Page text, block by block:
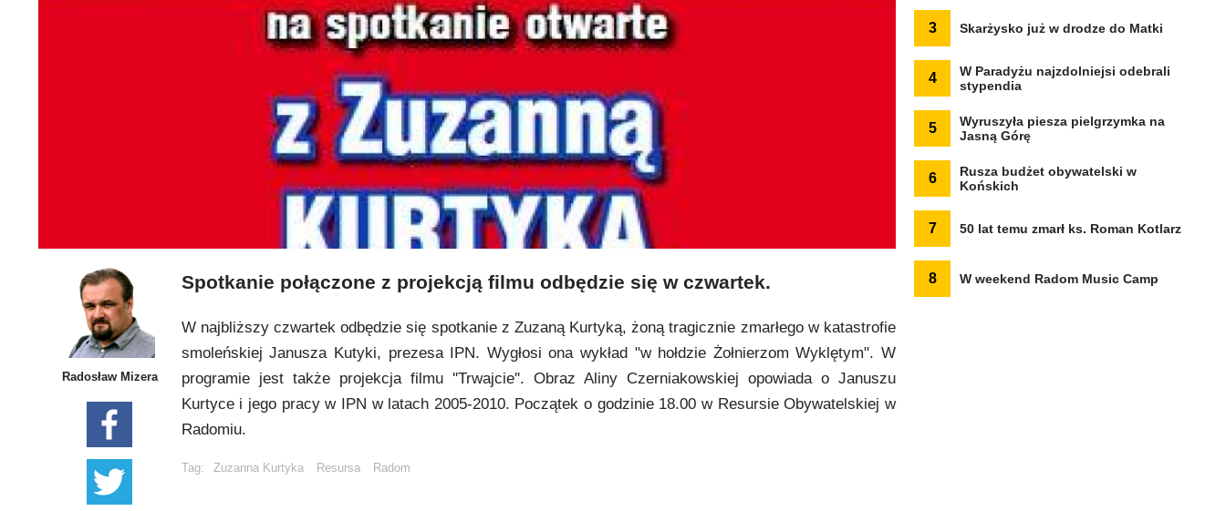
Radosław Mizera
Spotkanie połączone z projekcją filmu odbędzie się w czwartek.
W najbliższy czwartek odbędzie się spotkanie z Zuzaną Kurtyką, żoną tragicznie zmarłego w katastrofie
smoleńskiej Janusza Kutyki, prezesa IPN. Wygłosi ona wykład "w hołdzie Żołnierzom Wyklętym". W
programie jest także projekcja filmu ''Trwajcie''. Obraz Aliny Czerniakowskiej opowiada o Januszu
Kurtyce i jego pracy w IPN w latach 2005-2010. Początek o godzinie 18.00 w Resursie Obywatelskiej w
Radomiu.
Tag: Zuzanna Kurtyka Resursa Radom
3 Skarżysko już w drodze do Matki
4
W Paradyżu najzdolniejsi odebrali
stypendia
5
Wyruszyła piesza pielgrzymka na
Jasną Górę
6
Rusza budżet obywatelski w
Końskich
7 50 lat temu zmarł ks. Roman Kotlarz
8 W weekend Radom Music Camp